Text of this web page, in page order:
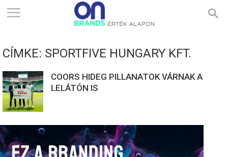
ONBRANDS
ÉRTÉK
ALAPON
CÍMKE: SPORTFIVE HUNGARY KFT.
COORS HIDEG PILLANATOK VÁRNAK A
LELÁTÓN IS